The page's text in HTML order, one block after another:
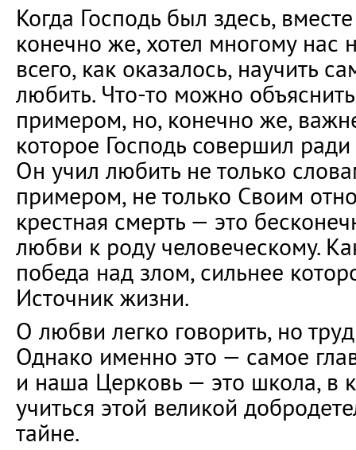
Когда Господь был здесь,
конечно же, хотел многому нас
всего, как оказалось, научить
любить. Что-то можно
примером, но, конечно же,
которое Господь совершил
Он учил любить не только
примером, не только Своим
крестная смерть — это
любви к роду человеческому.
победа над злом, сильнее
Источник жизни.
О любви легко говорить, но
Однако именно это — самое
и наша Церковь — это школа, в
учиться этой великой
тайне.